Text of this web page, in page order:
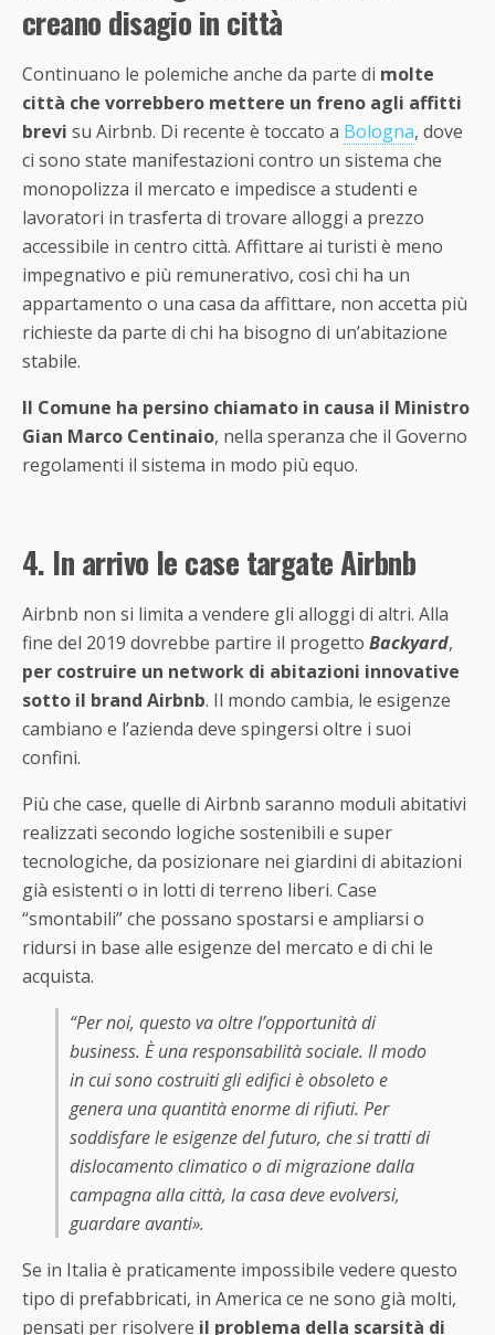
creano disagio in città
Continuano le polemiche anche da parte di molte
città che vorrebbero mettere un freno agli affitti
brevi su Airbnb. Di recente è toccato a Bologna, dove
ci sono state manifestazioni contro un sistema che
monopolizza il mercato e impedisce a studenti e
lavoratori in trasferta di trovare alloggi a prezzo
accessibile in centro città. Affittare ai turisti è meno
impegnativo e più remunerativo, così chi ha un
appartamento o una casa da affittare, non accetta più
richieste da parte di chi ha bisogno di un’abitazione
stabile.
Il Comune ha persino chiamato in causa il Ministro
Gian Marco Centinaio, nella speranza che il Governo
regolamenti il sistema in modo più equo.
4. In arrivo le case targate Airbnb
Airbnb non si limita a vendere gli alloggi di altri. Alla
fine del 2019 dovrebbe partire il progetto Backyard,
per costruire un network di abitazioni innovative
sotto il brand Airbnb. Il mondo cambia, le esigenze
cambiano e l’azienda deve spingersi oltre i suoi
confini.
Più che case, quelle di Airbnb saranno moduli abitativi
realizzati secondo logiche sostenibili e super
tecnologiche, da posizionare nei giardini di abitazioni
già esistenti o in lotti di terreno liberi. Case
“smontabili” che possano spostarsi e ampliarsi o
ridursi in base alle esigenze del mercato e di chi le
acquista.
“Per noi, questo va oltre l’opportunità di
business. È una responsabilità sociale. Il modo
in cui sono costruiti gli edifici è obsoleto e
genera una quantità enorme di rifiuti. Per
soddisfare le esigenze del futuro, che si tratti di
dislocamento climatico o di migrazione dalla
campagna alla città, la casa deve evolversi,
guardare avanti».
Se in Italia è praticamente impossibile vedere questo
tipo di prefabbricati, in America ce ne sono già molti,
pensati per risolvere il problema della scarsità di